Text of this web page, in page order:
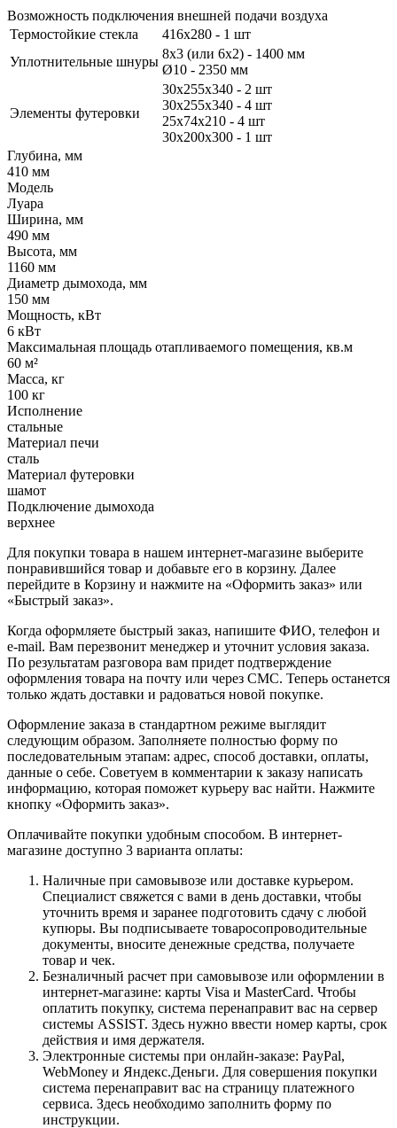
Возможность подключения внешней подачи воздуха
Термостойкие стекла
416х280 - 1 шт
Уплотнительные шнуры
8х3 (или 6х2) - 1400 мм
Ø10 - 2350 мм
Элементы футеровки
30х255х340 - 2 шт
30х255х340 - 4 шт
25х74х210 - 4 шт
30х200х300 - 1 шт
Глубина, мм
410 мм
Модель
Луара
Ширина, мм
490 мм
Высота, мм
1160 мм
Диаметр дымохода, мм
150 мм
Мощность, кВт
6 кВт
Максимальная площадь отапливаемого помещения, кв.м
60 м²
Масса, кг
100 кг
Исполнение
стальные
Материал печи
сталь
Материал футеровки
шамот
Подключение дымохода
верхнее
Для покупки товара в нашем интернет-магазине выберите
понравившийся товар и добавьте его в корзину. Далее
перейдите в Корзину и нажмите на «Оформить заказ» или
«Быстрый заказ».
Когда оформляете быстрый заказ, напишите ФИО, телефон и
e-mail. Вам перезвонит менеджер и уточнит условия заказа.
По результатам разговора вам придет подтверждение
оформления товара на почту или через СМС. Теперь останется
только ждать доставки и радоваться новой покупке.
Оформление заказа в стандартном режиме выглядит
следующим образом. Заполняете полностью форму по
последовательным этапам: адрес, способ доставки, оплаты,
данные о себе. Советуем в комментарии к заказу написать
информацию, которая поможет курьеру вас найти. Нажмите
кнопку «Оформить заказ».
Оплачивайте покупки удобным способом. В интернет-
магазине доступно 3 варианта оплаты:
Наличные при самовывозе или доставке курьером.
Специалист свяжется с вами в день доставки, чтобы
уточнить время и заранее подготовить сдачу с любой
купюры. Вы подписываете товаросопроводительные
документы, вносите денежные средства, получаете
товар и чек.
Безналичный расчет при самовывозе или оформлении в
интернет-магазине: карты Visa и MasterCard. Чтобы
оплатить покупку, система перенаправит вас на сервер
системы ASSIST. Здесь нужно ввести номер карты, срок
действия и имя держателя.
Электронные системы при онлайн-заказе: PayPal,
WebMoney и Яндекс.Деньги. Для совершения покупки
система перенаправит вас на страницу платежного
сервиса. Здесь необходимо заполнить форму по
инструкции.